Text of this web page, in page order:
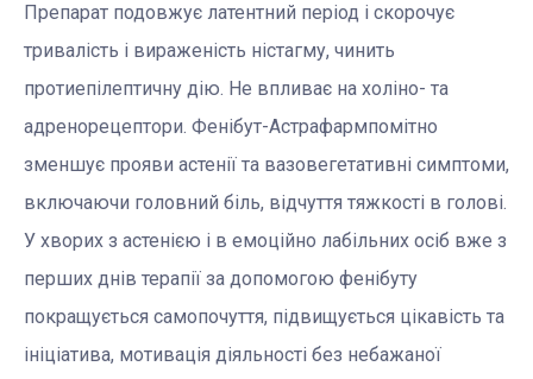
Препарат подовжує латентний період і скорочує
тривалість і вираженість ністагму, чинить
протиепілептичну дію. Не впливає на холіно- та
адренорецептори. Фенібут-Астрафармпомітно
зменшує прояви астенії та вазовегетативні симптоми,
включаючи головний біль, відчуття тяжкості в голові.
У хворих з астенією і в емоційно лабільних осіб вже з
перших днів терапії за допомогою фенібуту
покращується самопочуття, підвищується цікавість та
ініціатива, мотивація діяльності без небажаної